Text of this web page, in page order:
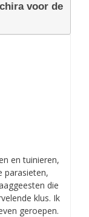
voor de
en tuinieren,
parasieten,
die
klus. Ik
geroepen.